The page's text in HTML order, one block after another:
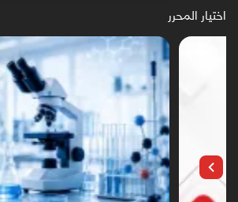
اختيار المحرر